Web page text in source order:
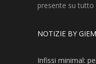
presente su
NOTIZIE BY
Infissi minimal: